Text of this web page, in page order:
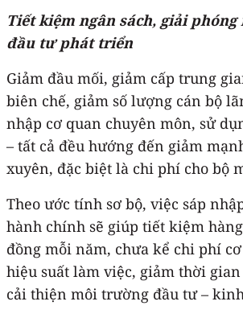
Tiết kiệm ngân sách, giải
đầu tư phát triển
Giảm đầu mối, giảm cấp trung
biên chế, giảm số lượng cán bộ
nhập cơ quan chuyên môn, sử
– tất cả đều hướng đến giảm
xuyên, đặc biệt là chi phí cho bộ
Theo ước tính sơ bộ, việc sáp
hành chính sẽ giúp tiết kiệm
đồng mỗi năm, chưa kể chi phí
hiệu suất làm việc, giảm thời
cải thiện môi trường đầu tư –